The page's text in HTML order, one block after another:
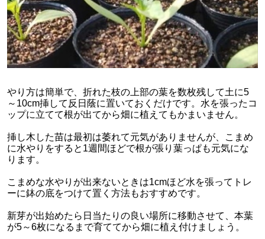
やり方は簡単で、折れた枝の上部の葉を数枚残して土に5
～10cm挿して反日蔭に置いておくだけです。水を張ったコ
ップに立てて根が出てから畑に植えてもかまいません。
挿し木した苗は最初は萎れて元気がありませんが、こまめ
に水やりをすると1週間ほどで根が張り葉っぱも元気にな
ります。
こまめな水やりが出来ないときは1cmほど水を張ってトレ
ーに鉢の底をつけて置く方法もおすすめです。
新芽が出始めたら日当たりの良い場所に移動させて、本葉
が5～6枚になるまで育ててから畑に植え付けましょう。